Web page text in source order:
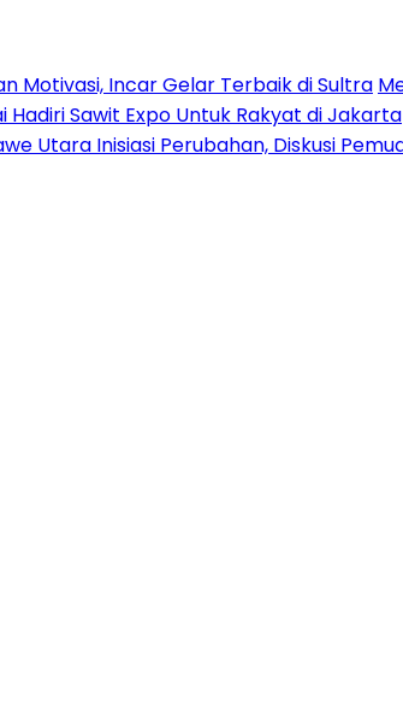
Motivasi, Incar Gelar Terbaik di Sultra
Hadiri Sawit Expo Untuk Rakyat di Jakarta
Utara Inisiasi Perubahan, Diskusi